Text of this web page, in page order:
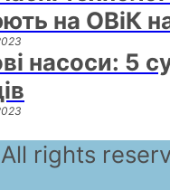
на ОВіК
насоси: 5
rights